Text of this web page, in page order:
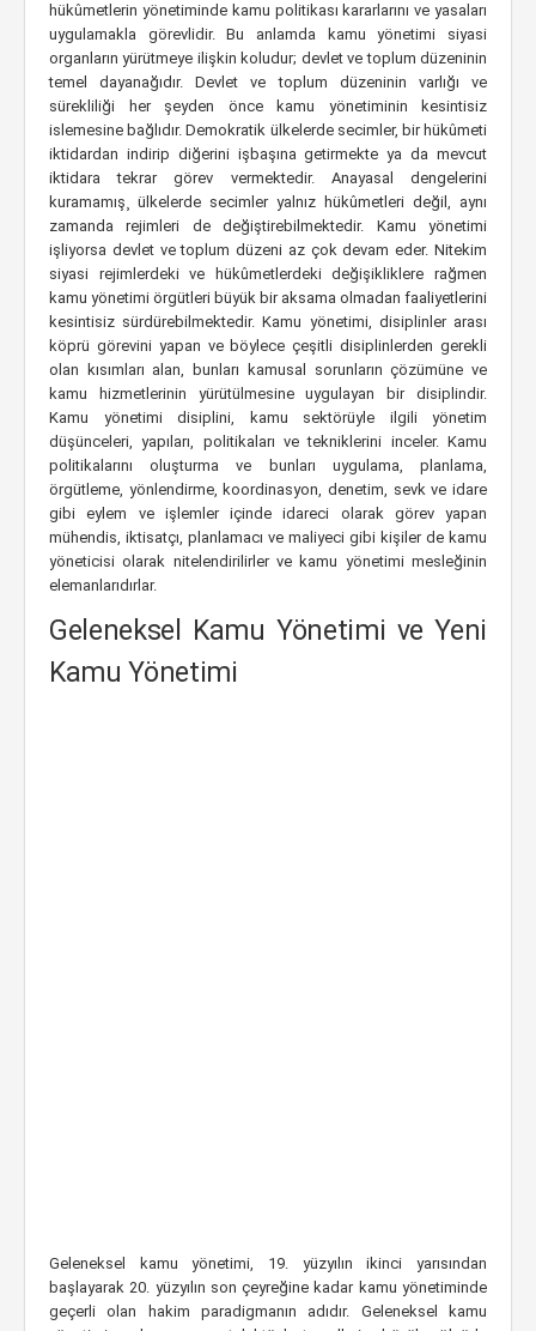
hükûmetlerin yönetiminde kamu politikası kararlarını ve yasaları
uygulamakla görevlidir. Bu anlamda kamu yönetimi siyasi
organların yürütmeye ilişkin koludur; devlet ve toplum düzeninin
temel dayanağıdır. Devlet ve toplum düzeninin varlığı ve
sürekliliği her şeyden önce kamu yönetiminin kesintisiz
islemesine bağlıdır. Demokratik ülkelerde secimler, bir hükûmeti
iktidardan indirip diğerini işbaşına getirmekte ya da mevcut
iktidara tekrar görev vermektedir. Anayasal dengelerini
kuramamış¸ ülkelerde secimler yalnız hükûmetleri değil, aynı
zamanda rejimleri de değiştirebilmektedir. Kamu yönetimi
işliyorsa devlet ve toplum düzeni az çok devam eder. Nitekim
siyasi rejimlerdeki ve hükûmetlerdeki değişikliklere rağmen
kamu yönetimi örgütleri büyük bir aksama olmadan faaliyetlerini
kesintisiz sürdürebilmektedir. Kamu yönetimi, disiplinler arası
köprü görevini yapan ve böylece çeşitli disiplinlerden gerekli
olan kısımları alan, bunları kamusal sorunların çözümüne ve
kamu hizmetlerinin yürütülmesine uygulayan bir disiplindir.
Kamu yönetimi disiplini, kamu sektörüyle ilgili yönetim
düşünceleri, yapıları, politikaları ve tekniklerini inceler. Kamu
politikalarını oluşturma ve bunları uygulama, planlama,
örgütleme, yönlendirme, koordinasyon, denetim, sevk ve idare
gibi eylem ve işlemler içinde idareci olarak görev yapan
mühendis, iktisatçı, planlamacı ve maliyeci gibi kişiler de kamu
yöneticisi olarak nitelendirilirler ve kamu yönetimi mesleğinin
elemanlarıdırlar.
Geleneksel Kamu Yönetimi ve Yeni
Kamu Yönetimi
Geleneksel kamu yönetimi, 19. yüzyılın ikinci yarısından
başlayarak 20. yüzyılın son çeyreğine kadar kamu yönetiminde
geçerli olan hakim paradigmanın adıdır. Geleneksel kamu